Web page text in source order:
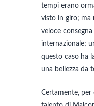
tempi erano
visto in giro; ma
veloce
internazionale;
questo caso ha
una bellezza da
Certamente, per